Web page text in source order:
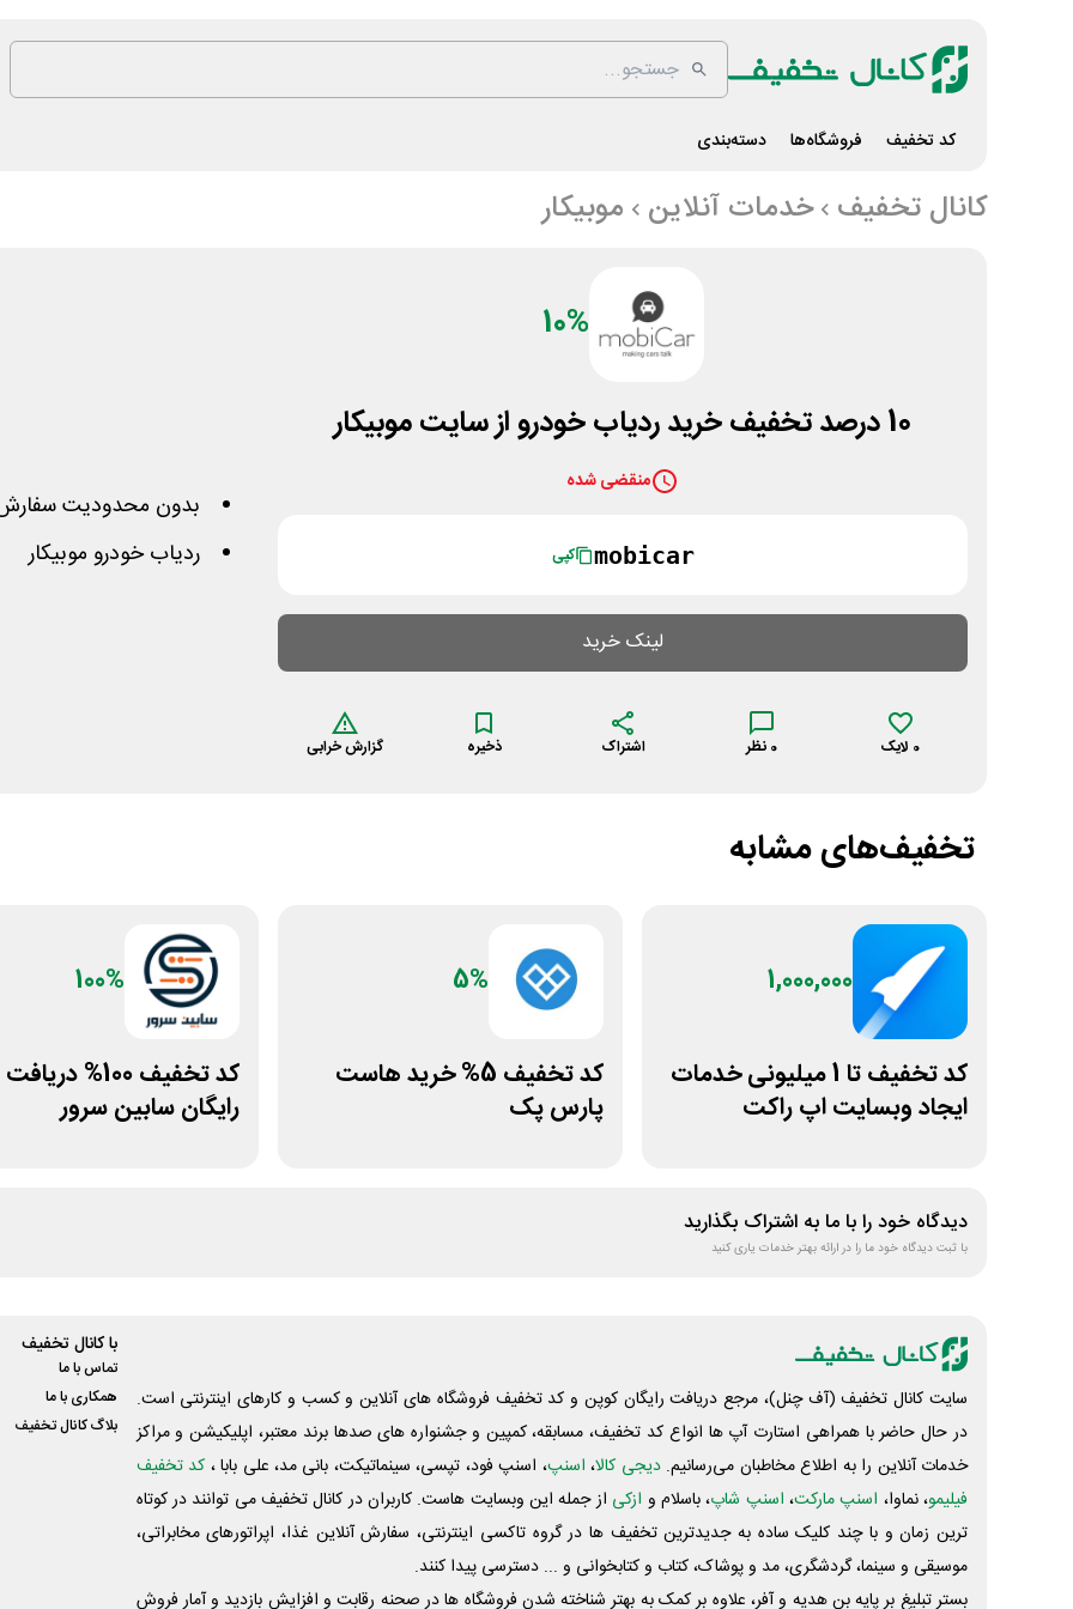
کد تخفیف فروشگاه‌ها دسته‌بندی
کانال تخفیف خدمات آنلاین موبیکار
10%
10 درصد تخفیف خرید ردیاب خودرو از سایت موبیکار
منقضی شده
mobicar کپی
لینک خرید
0 لایک 0 نظر اشتراک ذخیره گزارش خرابی
بدون محدودیت
ردیاب خودرو موبیکار
تخفیف‌های مشابه
1,000,000
کد تخفیف تا 1 میلیونی خدمات
ایجاد وبسایت اپ راکت
5%
کد تخفیف 5% خرید هاست
پارس پک
100%
کد تخفیف 100%
رایگان سابین سرور
دیدگاه خود را با ما به اشتراک بگذارید
با ثبت دیدگاه خود ما را در ارائه بهتر خدمات یاری کنید
سایت کانال تخفیف (آف چنل)، مرجع دریافت رایگان کوپن و کد تخفیف فروشگاه های آنلاین و کسب و‌ کارهای اینترنتی است.
در حال حاضر با همراهی استارت آپ ها انواع کد تخفیف، مسابقه، کمپین و جشنواره های صدها برند معتبر، اپلیکیشن و مراکز
خدمات آنلاین را به اطلاع مخاطبان می‌رسانیم. دیجی کالا، اسنپ، اسنپ فود، تپسی، سینماتیکت، بانی مد، علی‌ بابا ، کد تخفیف
فیلیمو، نماوا، اسنپ مارکت، اسنپ شاپ، باسلام و ازکی از جمله این وبسایت ‌هاست. کاربران در کانال تخفیف می توانند در کوتاه
ترین زمان و با چند کلیک ساده به جدیدترین تخفیف ها در گروه تاکسی اینترنتی، سفارش آنلاین غذا، اپراتورهای مخابراتی،
موسیقی و سینما، گردشگری، مد و پوشاک، کتاب و کتابخوانی و ... دسترسی پیدا کنند.
بستر تبلیغ بر پایه بن هدیه و آفر، علاوه بر کمک به بهتر شناخته شدن فروشگاه ها در صحنه رقابت و افزایش بازدید و آمار فروش
با کانال تخفیف
تماس با ما
همکاری با ما
بلاگ کانال تخفیف